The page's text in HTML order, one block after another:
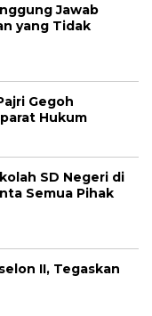
Jawab
yang Tidak
Gegoh
Hukum
SD Negeri di
Semua Pihak
II, Tegaskan